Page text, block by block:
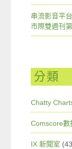
串流影音平
市際雙週刊
分類
Chatty
Comscore數
IX 新聞室